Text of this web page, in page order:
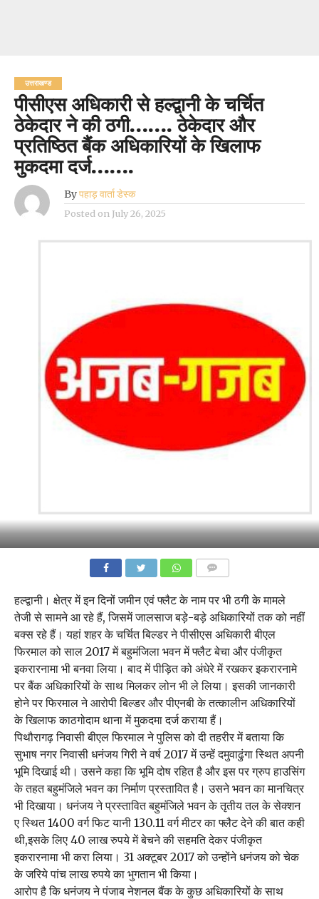
उत्तराखण्ड
पीसीएस अधिकारी से हल्द्वानी के चर्चित
ठेकेदार ने की ठगी……. ठेकेदार और
प्रतिष्ठित बैंक अधिकारियों के खिलाफ
मुकदमा दर्ज…….
Byपहाड़ वार्ता डेस्क
Posted on July 26, 2025
हल्द्वानी। क्षेत्र में इन दिनों जमीन एवं फ्लैट के नाम पर भी ठगी के मामले
तेजी से सामने आ रहे हैं, जिसमें जालसाज बड़े-बड़े अधिकारियों तक को नहीं
बक्स रहे हैं। यहां शहर के चर्चित बिल्डर ने पीसीएस अधिकारी बीएल
फिरमाल को साल 2017 में बहुमंजिला भवन में फ्लैट बेचा और पंजीकृत
इकरारनामा भी बनवा लिया। बाद में पीड़ित को अंधेरे में रखकर इकरारनामे
पर बैंक अधिकारियों के साथ मिलकर लोन भी ले लिया। इसकी जानकारी
होने पर फिरमाल ने आरोपी बिल्डर और पीएनबी के तत्कालीन अधिकारियों
के खिलाफ काठगोदाम थाना में मुकदमा दर्ज कराया हैं।
पिथौरागढ़ निवासी बीएल फिरमाल ने पुलिस को दी तहरीर में बताया कि
सुभाष नगर निवासी धनंजय गिरी ने वर्ष 2017 में उन्हें दमुवाढुंगा स्थित अपनी
भूमि दिखाई थी। उसने कहा कि भूमि दोष रहित है और इस पर ग्रुप हाउसिंग
के तहत बहुमंजिले भवन का निर्माण प्रस्तावित है। उसने भवन का मानचित्र
भी दिखाया। धनंजय ने प्रस्तावित बहुमंजिले भवन के तृतीय तल के सेक्शन
ए स्थित 1400 वर्ग फिट यानी 130.11 वर्ग मीटर का फ्लैट देने की बात कही
थी,इसके लिए 40 लाख रुपये में बेचने की सहमति देकर पंजीकृत
इकरारनामा भी करा लिया। 31 अक्टूबर 2017 को उन्होंने धनंजय को चेक
के जरिये पांच लाख रुपये का भुगतान भी किया।
आरोप है कि धनंजय ने पंजाब नेशनल बैंक के कुछ अधिकारियों के साथ